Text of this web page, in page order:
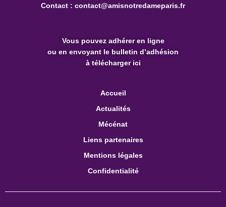
Contact : contact@amisnotredameparis.fr
Vous pouvez adhérer en ligne
ou en envoyant le bulletin d’adhésion
à télécharger ici
Accueil
Actualités
Mécénat
Liens partenaires
Mentions légales
Confidentialité